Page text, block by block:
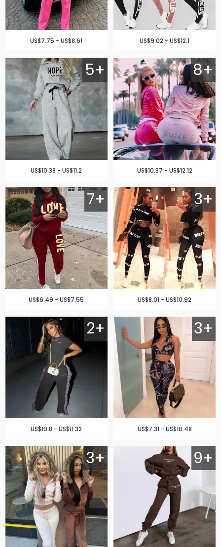
US$9.02 - US$12.1
US$7.75 - US$8.61
8+
US$10.37 - US$12.12
5+
US$10.38 - US$11.2
3+
US$8.01 - US$10.92
7+
US$6.49 - US$7.55
3+
US$7.31 - US$10.48
2+
US$10.8 - US$11.32
9+
3+